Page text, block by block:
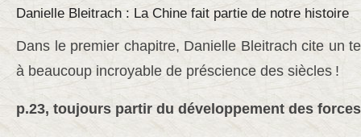
Danielle Bleitrach : La Chine fait partie de notre histoire
Dans le premier chapitre, Danielle Bleitrach cite un
à beaucoup incroyable de préscience des siècles !
p.23, toujours partir du développement des